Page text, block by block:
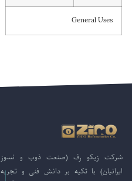
General Uses
شرکت زیکو رف (صنعت ذوب و نسوز
ایرانیان) با تکیه بر دانش فنی و تجربه